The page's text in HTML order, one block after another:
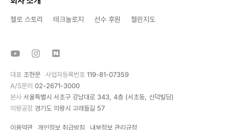
첼로 스토리 테크놀로지 선수 후원 첼린지도
대표 조현문 사업자등록번호 119-81-07359
A/S문의 02-2671-3000
본사 서울특별시 서초구 강남대로 343, 4층 (서초동, 신덕빌딩)
의왕공장 경기도 의왕시 고래들길 57
이용약관 개인정보 취급방침 내부정보 관리규정